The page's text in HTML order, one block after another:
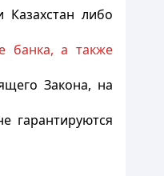
Казахстан либо
банка, а также
Закона, на
гарантируются